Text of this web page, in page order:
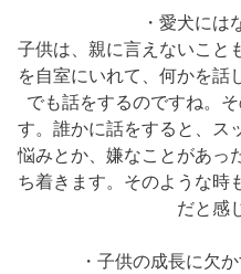
・愛犬には
子供は、親に言えないこと
を自室にいれて、何かを話
でも話をするのですね。
す。誰かに話をすると、ス
悩みとか、嫌なことがあっ
ち着きます。そのような時
だと感
・子供の成長に欠